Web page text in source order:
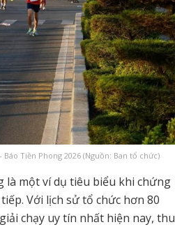
Tiền Phong 2026 (Nguồn: Ban tổ chức)
là một ví dụ tiêu biểu khi chứng
Với lịch sử tổ chức hơn 80
chạy uy tín nhất hiện nay, thu